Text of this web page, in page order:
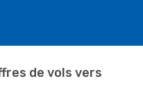
de vols vers